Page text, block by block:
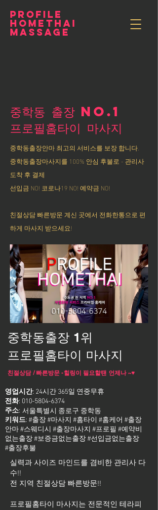
PROFILE
HOMETHAI
MASSAGE
중학동 출장 NO.1
​프로필홈타이 마사지
중학동출장안마 최고의 서비스를 보장 합니다.
중학동출장마사지를 100% 안심 후불로 - 관리사
도착 후 결제
선입금 NO! 코로나19 NO! 예약금 NO!
친절상담 빠른방문 계신 곳에서 전화한통으로 편
하게 마사지 받으세요!
중학동출장 1위
프로필홈타이 마사지
친절상담 / 빠른방문 -힐링이 필요할땐 언제나 ~♥
영업시간: 24시간 365일 연중무휴
전화: 010-5804-6374
주소:
키워드: #출장 #마사지 #홈타이 #홈케어 #출장
안마 #스웨디시 #출장마사지 #프로필 #예약비
없는출장 #보증금없는출장 #선입금없는출장
#출장후불
서울특별시 종로구 중학동
실력과 사이즈 마인드를 겸비한 관리사 다
수!!
전 지역 친절상담 빠른방문!!
프로필홈타이 마사지는 전문적인 테라피